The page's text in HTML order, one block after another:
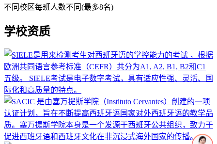
不同校区每班人数不同(最多8名)
学校资质